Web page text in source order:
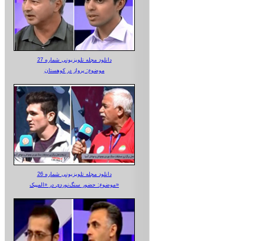
دانلود مجله تلویزیونی شماره 27
موضوع: پرواز در کوهستان
دانلود مجله تلویزیونی شماره 26
موضوع: حضور سنگ‌نوردی در «المپیک»